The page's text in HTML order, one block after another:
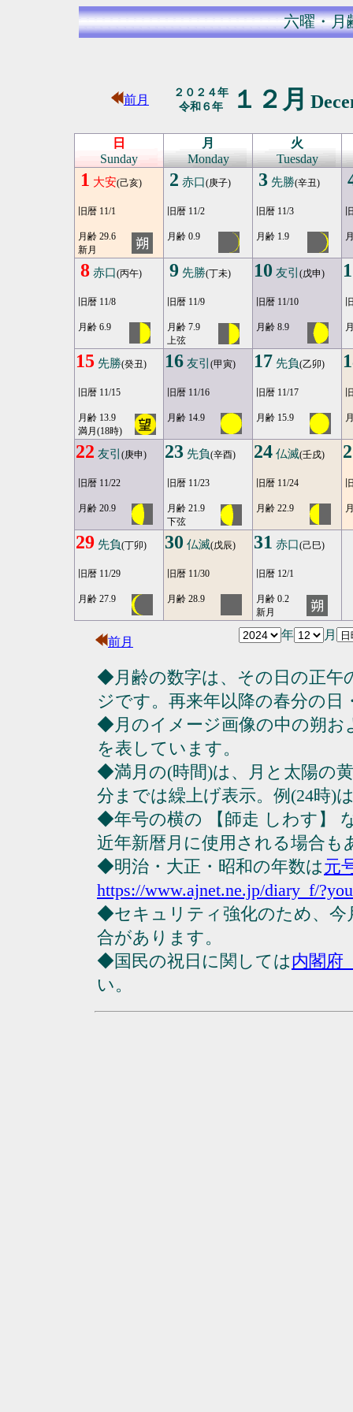
六曜・月
前月
２０２４年
令和６年
１２月
日
Sunday
月
Monday
火
Tuesday
1 大安(己亥)
旧暦 11/1
月齢 29.6
新月
2 赤口(庚子)
旧暦 11/2
月齢 0.9
3 先勝(辛丑)
旧暦 11/3
月齢 1.9
8 赤口(丙午)
旧暦 11/8
月齢 6.9
9 先勝(丁未)
旧暦 11/9
月齢 7.9
上弦
10 友引 (戊申)
旧暦 11/10
月齢 8.9
15 先勝(癸丑)
旧暦 11/15
月齢 13.9
満月(18時)
16 友引 (甲寅)
旧暦 11/16
月齢 14.9
17 先負(乙卯)
旧暦 11/17
月齢 15.9
22 友引 (庚申)
旧暦 11/22
月齢 20.9
23 先負(辛酉)
旧暦 11/23
月齢 21.9
下弦
24 仏滅(壬戌)
旧暦 11/24
月齢 22.9
29 先負(丁卯)
旧暦 11/29
月齢 27.9
30 仏滅(戊辰)
旧暦 11/30
月齢 28.9
31 赤口(己巳)
旧暦 12/1
月齢 0.2
新月
前月
年 月
◆月齢の数字は、その日の正午
ジです。再来年以降の春分の日
◆月のイメージ画像の中の朔
を表しています。
◆満月の(時間)は、月と太陽の
分までは繰上げ表示。例(24時)
◆年号の横の 【師走 しわす】
近年新暦月に使用される場合も
◆明治・大正・昭和の年数は元
https://www.ajnet.ne.jp/diary_f/
◆セキュリティ強化のため、今
合があります。
◆国民の祝日に関しては内閣府
い。